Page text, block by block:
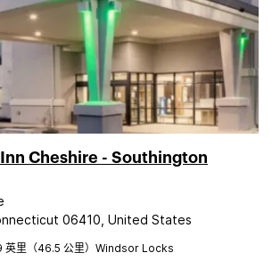
Cheshire - Southington
06410, United States
英里（46.5 公里）Windsor Locks